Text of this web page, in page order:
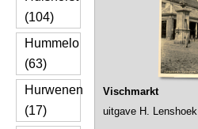
(104)
Hummelo
(63)
Hurwenen
(17)
Vischmarkt
uitgave H. Lenshoek